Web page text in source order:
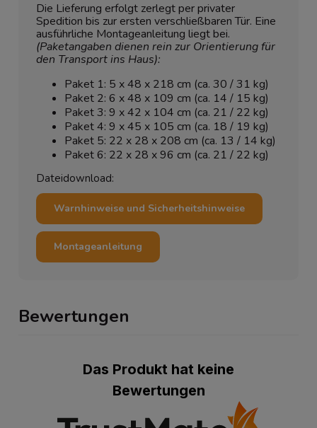
Die Lieferung erfolgt zerlegt per privater
Spedition bis zur ersten verschließbaren Tür. Eine
ausführliche Montageanleitung liegt bei.
(Paketangaben dienen rein zur Orientierung für
den Transport ins Haus):
Paket 1: 5 x 48 x 218 cm (ca. 30 / 31 kg)
Paket 2: 6 x 48 x 109 cm (ca. 14 / 15 kg)
Paket 3: 9 x 42 x 104 cm (ca. 21 / 22 kg)
Paket 4: 9 x 45 x 105 cm (ca. 18 / 19 kg)
Paket 5: 22 x 28 x 208 cm (ca. 13 / 14 kg)
Paket 6: 22 x 28 x 96 cm (ca. 21 / 22 kg)
Dateidownload:
Warnhinweise und Sicherheitshinweise
Montageanleitung
Bewertungen
Das Produkt hat keine
Bewertungen